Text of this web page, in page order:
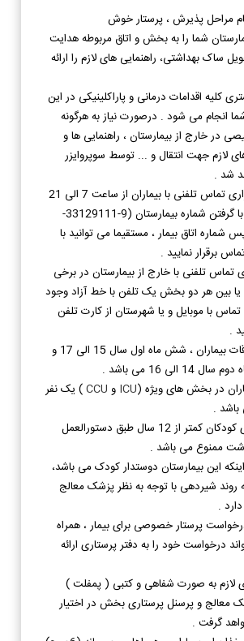
مراحل پذیرش ،‌ پرستار خوش
شما را به بخش و اتاق مربوطه هدایت
ساک بهداشتی،‌ راهنمایی های لازم را ارائه
کلیه اقدامات درمانی و پاراکلینیکی در این
انجام می شود . درصورت نیاز به هرگونه
در خارج از بیمارستان ، راهنمایی ها و
لازم جهت انتقال و ... توسط سوپروایزر
شد .
ساعت برقراری تماس تلفنی با بیماران از ساعت 7 الی 21
می باشد . با گرفتن شماره بیمارستان (9-33129111-
شماره اتاق بیمار ، مستقیما می توانید با
برقرار نمایید .
تماس تلفنی با خارج از بیمارستان در برخی
بین هر دو بخش یک تلفن با خط آزاد وجود
تماس با موبایل و یا شهرستان از کارت تلفن
.
ساعات ملاقات بیماران ، شش ماه اول سال 15 الی 17 و
الی 16 می باشد .
در بخش های ویژه (ICU و CCU) یک نفر
.
ملاقات برای کودکان کمتر از 12 سال طبق دستورالعمل
ممنوع می باشد .
این بیمارستان دوستدار کودک می باشد،‌
روند شیردهی با توجه به نظر پزشک معالج
.
پرستار خصوصی برای بیمار ، همراه
درخواست خود را به دفتر پرستاری ارائه
لازم به صورت شفاهی و کتبی ( پمفلت )
معالج و پرسنل پرستاری بخش در اختیار
گرفت .